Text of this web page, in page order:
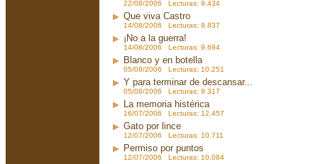
22/08/2006 Lecturas: 9.434
Que viva Castro
14/08/2006 Lecturas: 9.837
¡No a la guerra!
14/08/2006 Lecturas: 9.694
Blanco y en botella
05/08/2006 Lecturas: 10.251
Y para terminar de descansar...
05/08/2006 Lecturas: 9.317
La memoria histérica
16/07/2006 Lecturas: 12.457
Gato por lince
12/07/2006 Lecturas: 10.711
Permiso por puntos
12/07/2006 Lecturas: 10.084